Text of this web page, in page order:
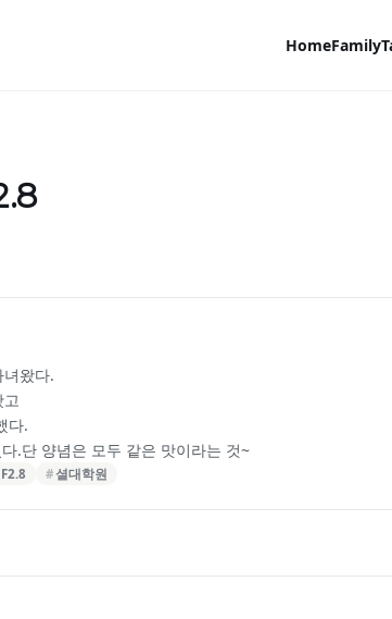
HomeFamily
왔다.
다.
.단 양념은 모두 같은 맛이라는 것~
셜대학원